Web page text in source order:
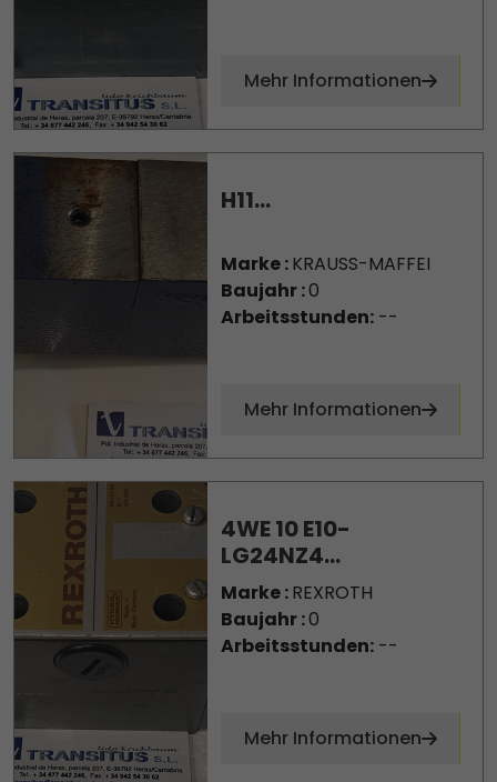
Mehr Informationen
H11...
Marke :KRAUSS-MAFFEI
Baujahr :0
Arbeitsstunden:--
Mehr Informationen
4WE 10 E10-
LG24NZ4...
Marke :REXROTH
Baujahr :0
Arbeitsstunden:--
Mehr Informationen